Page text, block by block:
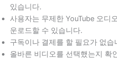
있습니다.
사용자는 무제한 YouTube 오디
운로드할 수 있습니다.
구독이나 결제를 할 필요가 없습
올바른 비디오를 선택했는지 확